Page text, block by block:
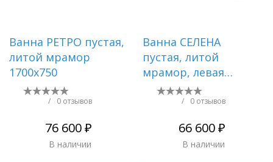
Ванна РЕТРО пустая,
литой мрамор
1700х750
/ 0 отзывов
76 600 ₽
В наличии
Ванна СЕЛЕНА
пустая, литой
мрамор, левая
1700х1000
/ 0 отзывов
66 600 ₽
В наличии